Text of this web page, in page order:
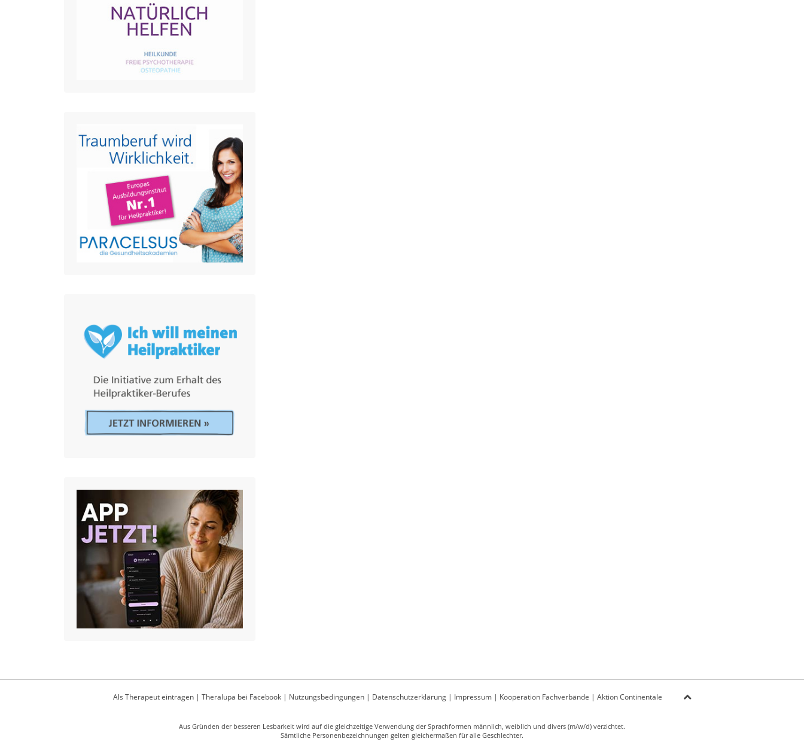
Als Therapeut eintragen| Theralupa bei Facebook| Nutzungsbedingungen| Datenschutzerklärung| Impressum| Kooperation Fachverbände | Aktion Continentale
Aus Gründen der besseren Lesbarkeit wird auf die gleichzeitige Verwendung der Sprachformen männlich, weiblich und divers (m/w/d) verzichtet.
Sämtliche Personenbezeichnungen gelten gleichermaßen für alle Geschlechter.